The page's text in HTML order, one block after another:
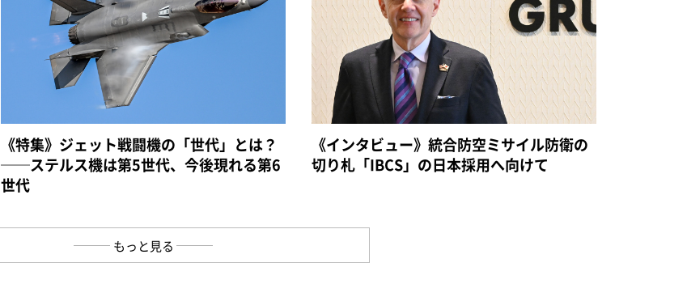
《特集》ジェット戦闘機の「世代」とは？
──ステルス機は第5世代、今後現れる第6
世代
《インタビュー》統合防空ミサイル防衛の
切り札「IBCS」の日本採用へ向けて
もっと見る